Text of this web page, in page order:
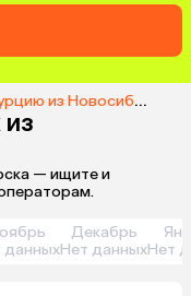
из Новосибирска
— ищите и
данных
Декабрь
Нет данныхНет